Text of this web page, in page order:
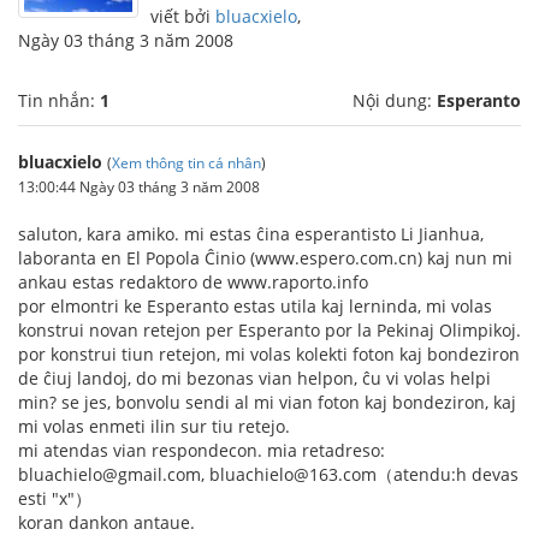
viết bởi bluacxielo,
Ngày 03 tháng 3 năm 2008
Tin nhắn: 1 Nội dung: Esperanto
bluacxielo (Xem thông tin cá nhân)
13:00:44 Ngày 03 tháng 3 năm 2008
saluton, kara amiko. mi estas ĉina esperantisto Li Jianhua,
laboranta en El Popola Ĉinio (www.espero.com.cn) kaj nun mi
ankau estas redaktoro de www.raporto.info
por elmontri ke Esperanto estas utila kaj lerninda, mi volas
konstrui novan retejon per Esperanto por la Pekinaj Olimpikoj.
por konstrui tiun retejon, mi volas kolekti foton kaj bondeziron
de ĉiuj landoj, do mi bezonas vian helpon, ĉu vi volas helpi
min? se jes, bonvolu sendi al mi vian foton kaj bondeziron, kaj
mi volas enmeti ilin sur tiu retejo.
mi atendas vian respondecon. mia retadreso:
bluachielo@gmail.com, bluachielo@163.com（atendu:h devas
esti "x"）
koran dankon antaue.